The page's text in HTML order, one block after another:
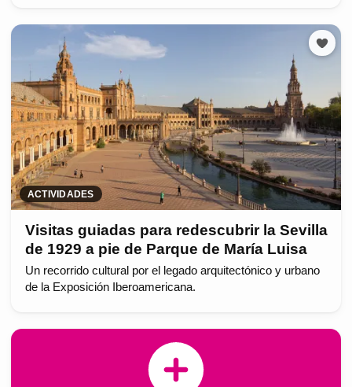
ACTIVIDADES
Visitas guiadas para redescubrir la Sevilla
de 1929 a pie de Parque de María Luisa
Un recorrido cultural por el legado arquitectónico y urbano
de la Exposición Iberoamericana.